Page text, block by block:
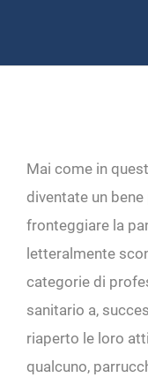
Mai come in
diventate un
fronteggiare la
letteralmente
categorie di
sanitario a,
riaperto le loro
qualcuno,